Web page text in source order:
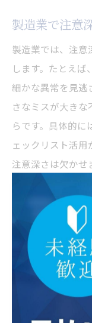
製造業で注意
製造業では、注意
します。たとえば
細かな異常を見逃
さなミスが大き
らです。具体的
ェックリスト活用
注意深さは欠かせ
製造業で集中
製造業で集中力を
ティン化が効果
が減り、作業に
は、作業開始前
業を進めること
ストレッチや深